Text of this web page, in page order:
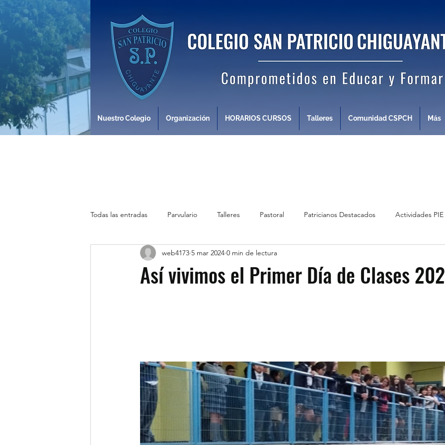
Nuestro Colegio Organización HORARIOS CURSOS Talleres Comunidad CSPCH Más
Todas las entradas Parvulario Talleres Pastoral Patricianos Destacados Actividades PIE
Así vivimos el Primer Día de Clases
web4173 5 mar 2024 0 min de lectura